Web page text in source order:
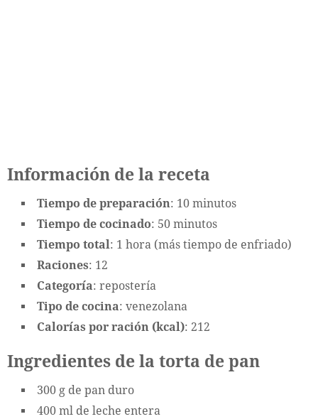
Información de la receta
Tiempo de preparación: 10 minutos
Tiempo de cocinado: 50 minutos
Tiempo total: 1 hora (más tiempo de enfriado)
Raciones: 12
Categoría: repostería
Tipo de cocina: venezolana
Calorías por ración (kcal): 212
Ingredientes de la torta de pan
300 g de pan duro
400 ml de leche entera